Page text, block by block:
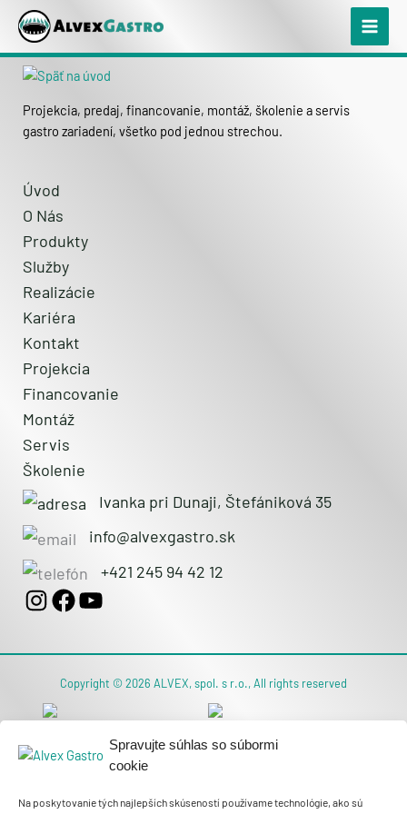
Spravujte súhlas so súbormi
cookie
Na poskytovanie tých najlepších skúseností používame technológie, ako sú
Preskočiť
obsah
Chyba 404: stránka neexistuje
PREJSŤ NA ÚVOD
Projekcia, predaj, financovanie, montáž, školenie a servis
gastro zariadení, všetko pod jednou strechou.
Úvod
O Nás
Produkty
Služby
Realizácie
Kariéra
Kontakt
Projekcia
Financovanie
Montáž
Servis
Školenie
Ivanka pri Dunaji, Štefániková 35
info@alvexgastro.sk
+421 245 94 42 12
Instagram
Facebook
YouTube
Copyright © 2026 ALVEX, spol. s r.o., All rights reserved
Obchodné podmienky